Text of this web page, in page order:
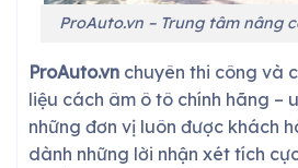
ProAuto.vn – Trung tâm nâng
ProAuto.vn chuyên thi công và
liệu cách âm ô tô chính hãng –
những đơn vị luôn được khách
dành những lời nhận xét tích